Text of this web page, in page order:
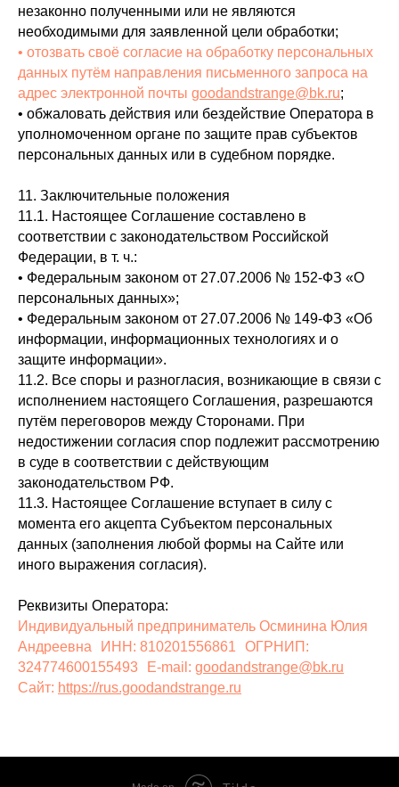
незаконно полученными или не являются
необходимыми для заявленной цели обработки;
• отозвать своё согласие на обработку персональных
данных путём направления письменного запроса на
адрес электронной почты goodandstrange@bk.ru;
• обжаловать действия или бездействие Оператора в
уполномоченном органе по защите прав субъектов
персональных данных или в судебном порядке.
11. Заключительные положения
11.1. Настоящее Соглашение составлено в
соответствии с законодательством Российской
Федерации, в т. ч.:
• Федеральным законом от 27.07.2006 № 152‑ФЗ «О
персональных данных»;
• Федеральным законом от 27.07.2006 № 149‑ФЗ «Об
информации, информационных технологиях и о
защите информации».
11.2. Все споры и разногласия, возникающие в связи с
исполнением настоящего Соглашения, разрешаются
путём переговоров между Сторонами. При
недостижении согласия спор подлежит рассмотрению
в суде в соответствии с действующим
законодательством РФ.
11.3. Настоящее Соглашение вступает в силу с
момента его акцепта Субъектом персональных
данных (заполнения любой формы на Сайте или
иного выражения согласия).
Реквизиты Оператора:
Индивидуальный предприниматель Осминина Юлия
Андреевна ИНН: 810201556861 ОГРНИП:
324774600155493 E‑mail: goodandstrange@bk.ru
Сайт: https://rus.goodandstrange.ru